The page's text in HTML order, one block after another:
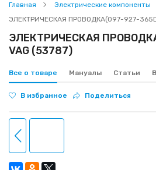
Главная
Электрические компоненты
ЭЛЕКТРИЧЕСКАЯ ПРОВОДКА(097-927-
ЭЛЕКТРИЧЕСКАЯ
VAG (53787)
Все о товаре Мануалы Статьи
В избранное Поделиться